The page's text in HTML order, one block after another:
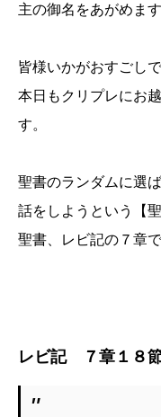
主の御名をあがめます
皆様いかがおすごし
本日もクリプレにお
す。
聖書のランダムに選
話をしようという【
聖書、レビ記の７章
レビ記 ７章１８